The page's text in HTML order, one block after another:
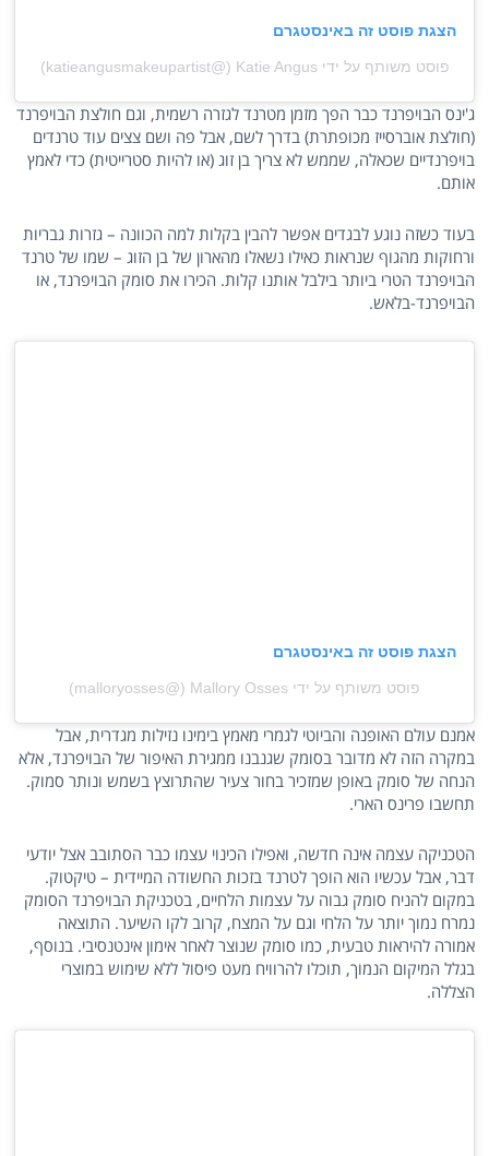
הצגת פוסט זה באינסטגרם
פוסט משותף על ידי ‏‎Katie Angus‎‏ (@‏‎katieangusmakeupartist‎‏)
ג'ינס הבויפרנד כבר הפך מזמן מטרנד לגזרה רשמית, וגם חולצת הבויפרנד
(חולצת אוברסייז מכופתרת) בדרך לשם, אבל פה ושם צצים עוד טרנדים
בויפרנדיים שכאלה, שממש לא צריך בן זוג (או להיות סטרייטית) כדי לאמץ
אותם.
בעוד כשזה נוגע לבגדים אפשר להבין בקלות למה הכוונה – גזרות גבריות
ורחוקות מהגוף שנראות כאילו נשאלו מהארון של בן הזוג – שמו של טרנד
הבויפרנד הטרי ביותר בילבל אותנו קלות. הכירו את סומק הבויפרנד, או
הבויפרנד-בלאש.
הצגת פוסט זה באינסטגרם
פוסט משותף על ידי ‏‎Mallory Osses‎‏ (@‏‎malloryosses‎‏)
אמנם עולם האופנה והביוטי לגמרי מאמץ בימינו נזילות מגדרית, אבל
במקרה הזה לא מדובר בסומק שגנבנו ממגירת האיפור של הבויפרנד, אלא
הנחה של סומק באופן שמזכיר בחור צעיר שהתרוצץ בשמש ונותר סמוק.
תחשבו פרינס הארי.
הטכניקה עצמה אינה חדשה, ואפילו הכינוי עצמו כבר הסתובב אצל יודעי
דבר, אבל עכשיו הוא הופך לטרנד בזכות החשודה המיידית – טיקטוק.
במקום להניח סומק גבוה על עצמות הלחיים, בטכניקת הבויפרנד הסומק
נמרח נמוך יותר על הלחי וגם על המצח, קרוב לקו השיער. התוצאה
אמורה להיראות טבעית, כמו סומק שנוצר לאחר אימון אינטנסיבי. בנוסף,
בגלל המיקום הנמוך, תוכלו להרוויח מעט פיסול ללא שימוש במוצרי
הצללה.